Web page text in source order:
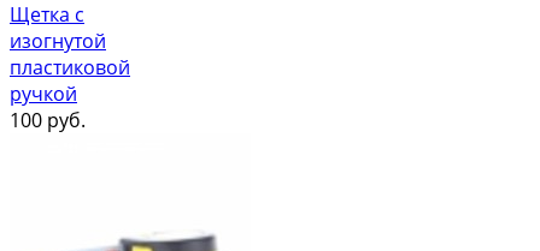
Щетка с
изогнутой
пластиковой
ручкой
100 руб.